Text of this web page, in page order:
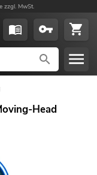
zzgl. MwSt.
Head